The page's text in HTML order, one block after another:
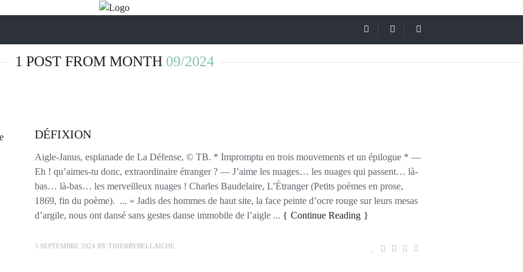
1 POST FROM MONTH 09/2024
DÉFIXION
Aigle-Janus, esplanade de La Défense, © TB. * Impromptu en trois mouvements et un épilogue * —
Eh ! qu’aimes-tu donc, extraordinaire étranger ? — J’aime les nuages… les nuages qui passent… là-
bas… là-bas… les merveilleux nuages ! Charles Baudelaire, L’Étranger (Petits poèmes en prose,
1869, fin du poème). ... « Jadis des hommes de haut site, la face peinte d’ocre rouge sur leurs mesas
d’argile, nous ont dansé sans gestes danse immobile de l’aigle ...
Continue Reading
5 SEPTEMBRE 2024 BY THIERRYBELLAICHE